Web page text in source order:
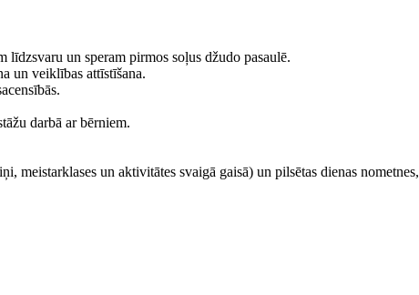
un speram pirmos soļus džudo pasaulē.
un veiklības attīstīšana.
darbā ar bērniem.
meistarklases un aktivitātes svaigā gaisā) un pilsētas dienas nometnes,